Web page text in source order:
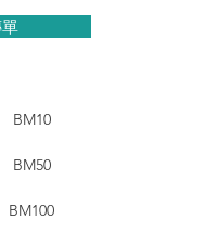
BM10
BM50
BM100